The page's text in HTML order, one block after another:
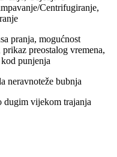
Centrifugiranje,
pranja, mogućnost
preostalog vremena,
punjenja
neravnoteže bubnja
dugim vijekom trajanja